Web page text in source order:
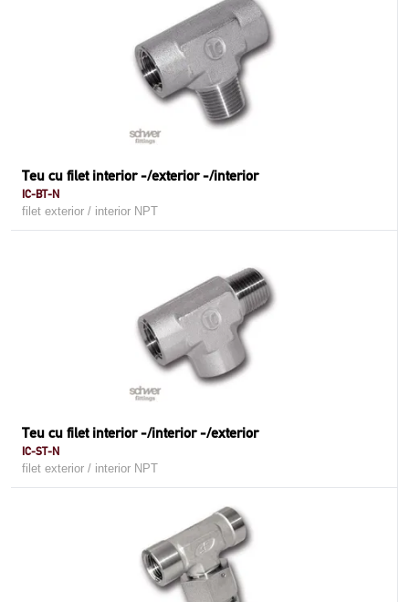
Teu cu filet interior -/exterior -/interior
IC-BT-N
filet exterior / interior NPT
Teu cu filet interior -/interior -/exterior
IC-ST-N
filet exterior / interior NPT